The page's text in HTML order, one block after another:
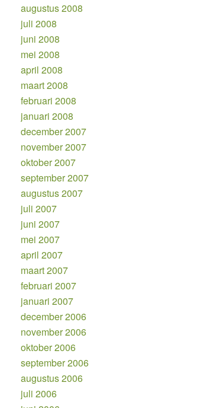
augustus 2008
juli 2008
juni 2008
mei 2008
april 2008
maart 2008
februari 2008
januari 2008
december 2007
november 2007
oktober 2007
september 2007
augustus 2007
juli 2007
juni 2007
mei 2007
april 2007
maart 2007
februari 2007
januari 2007
december 2006
november 2006
oktober 2006
september 2006
augustus 2006
juli 2006